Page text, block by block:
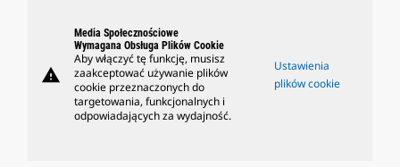
warning
Media Społecznościowe
Wymagana Obsługa Plików Cookie
Aby włączyć tę funkcję, musisz
zaakceptować używanie plików
cookie przeznaczonych do
targetowania, funkcjonalnych i
odpowiadających za wydajność.
Ustawienia
plików cookie